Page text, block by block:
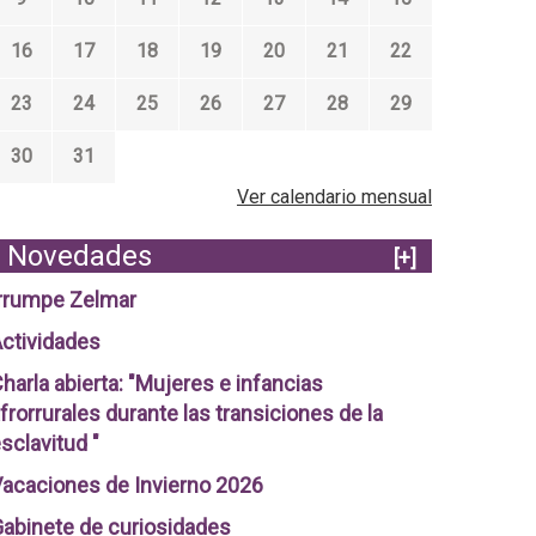
16 17 18 19 20 21 22
23 24 25 26 27 28 29
30
31
Ver calendario mensual
Novedades
[+]
Zelmar
abierta: "Mujeres e infancias
durante las transiciones de la
"
de Invierno 2026
de curiosidades